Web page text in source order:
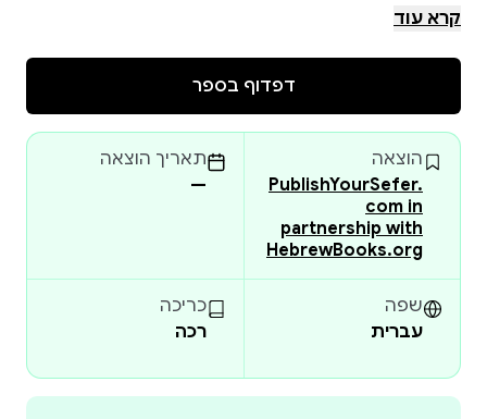
obscured, damaged or incomplete. Please check the
קרא עוד
דפדוף בספר
הוצאה
PublishYourSefer.
com in
partnership with
HebrewBooks.org
תאריך הוצאה
—
שפה
עברית
כריכה
רכה